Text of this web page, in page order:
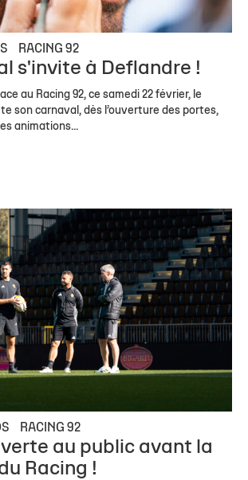
RACING 92
s'invite à Deflandre !
au Racing 92, ce samedi 22 février, le
son carnaval, dès l’ouverture des portes,
animations...
RACING 92
au public avant la
Racing !